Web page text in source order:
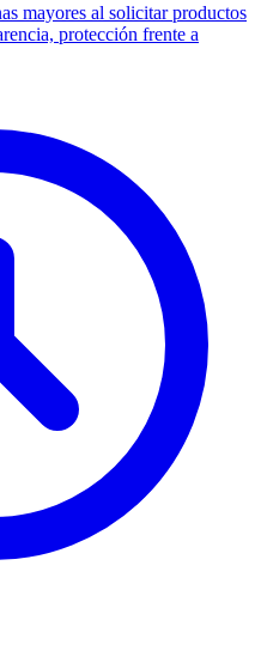
mayores al solicitar productos
protección frente a